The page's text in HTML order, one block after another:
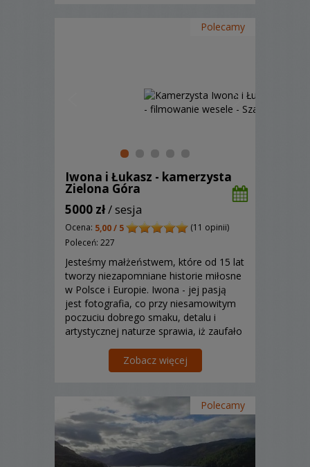
Polecamy
Iwona i Łukasz - kamerzysta
Zielona Góra
5000 zł/ sesja
Ocena: 5,00 / 5
(11 opinii)
Poleceń: 227
Jesteśmy małżeństwem, które od 15 lat
tworzy niezapomniane historie miłosne
w Polsce i Europie. Iwona - jej pasją
jest fotografia, co przy niesamowitym
poczuciu dobrego smaku, detalu i
artystycznej naturze sprawia, iż zaufało
informatyk, grafik, zajmuje się
multimediami i cyberbezpieczeństwem
Zobacz więcej
Polecamy